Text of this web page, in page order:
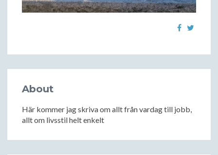
About
Här kommer jag skriva om allt från vardag till jobb,
allt om livsstil helt enkelt